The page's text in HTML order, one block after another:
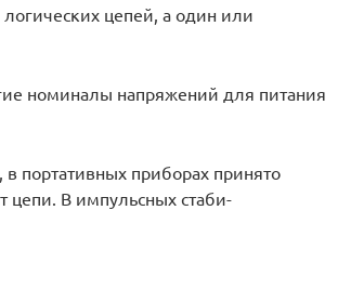
цепей, а один или
номиналы напряжений для питания
портативных приборах принято
цепи. В импульсных стаби-